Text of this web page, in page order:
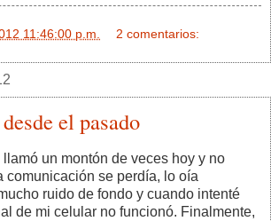
11:46:00 p.m. 2 comentarios:
el pasado
llamó un montón de veces hoy y no
comunicación se perdía, lo oía
ruido de fondo y cuando intenté
de mi celular no funcionó. Finalmente,